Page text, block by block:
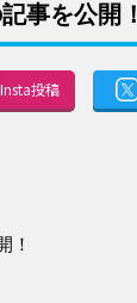
事を公開！
Insta投稿
！